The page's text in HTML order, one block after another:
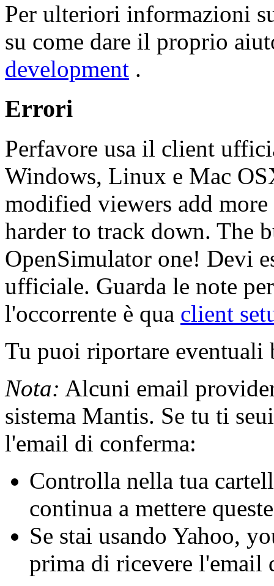
Per ulteriori informazioni
su come dare il proprio
development .
Errori
Perfavore usa il client
Windows, Linux e Mac
modified viewers add
harder to track down. The
OpenSimulator one! Devi
ufficiale. Guarda le note
l'occorrente è qua client
Tu puoi riportare eventuali
Nota: Alcuni email
sistema Mantis. Se tu ti
l'email di conferma:
Controlla nella tua
continua a mettere
Se stai usando Yahoo,
prima di ricevere l'email